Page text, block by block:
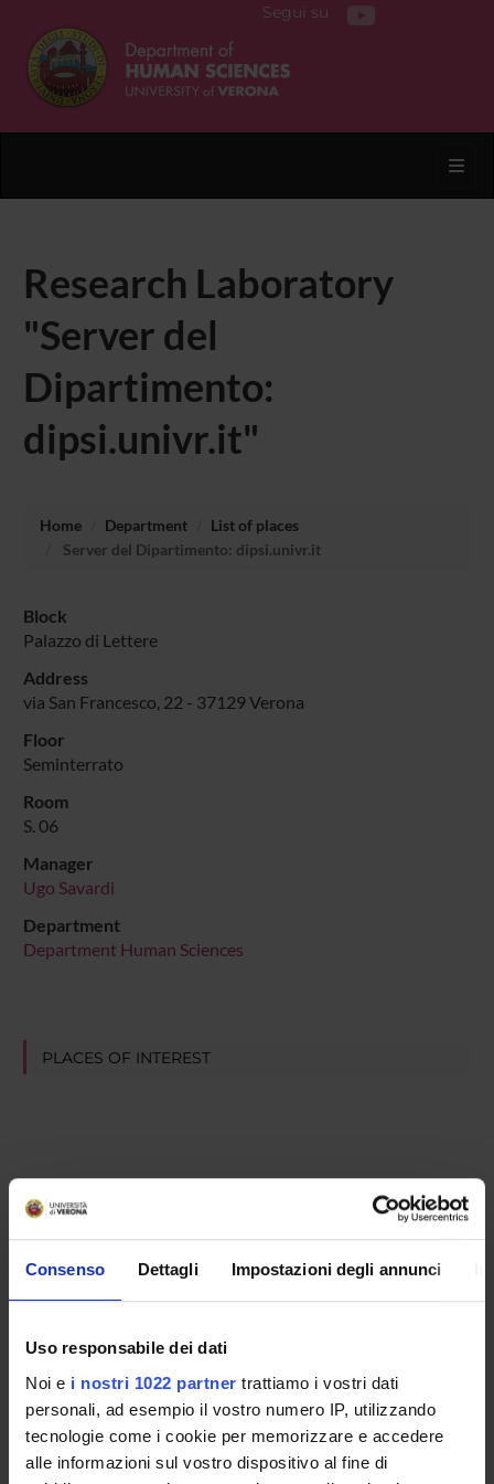
Consenso Dettagli Impostazioni degli annunci
Uso responsabile dei dati
Noi e i nostri 1022 partner trattiamo i vostri dati
personali, ad esempio il vostro numero IP, utilizzando
tecnologie come i cookie per memorizzare e accedere
alle informazioni sul vostro dispositivo al fine di
Segui su
Research Laboratory
"Server del
Dipartimento:
dipsi.univr.it"
Home Department
List of places
Server del Dipartimento: dipsi.univr.it
Block
Palazzo di Lettere
Address
via San Francesco, 22 - 37129 Verona
Floor
Seminterrato
Room
S. 06
Manager
Ugo Savardi
Department
Department Human Sciences
PLACES OF INTEREST